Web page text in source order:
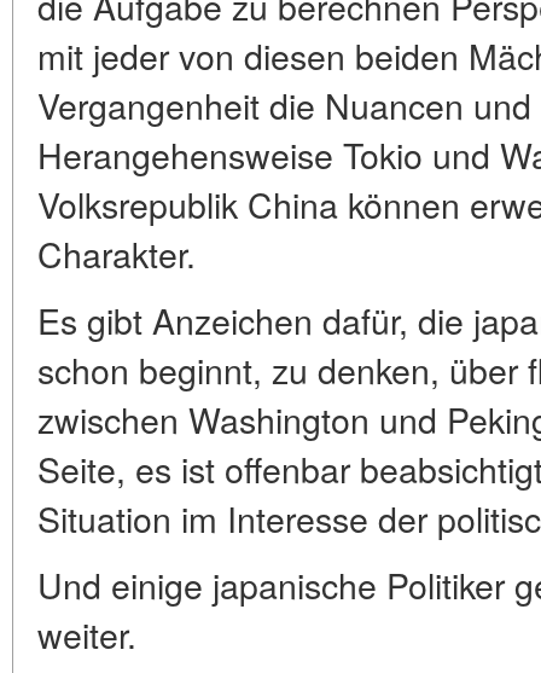
mit jeder von diesen beiden
Vergangenheit die Nuancen
Herangehensweise Tokio und
Volksrepublik China können
Charakter.
Es gibt Anzeichen dafür, die
schon beginnt, zu denken, über
zwischen Washington und
Seite, es ist offenbar
Situation im Interesse der
Und einige japanische Politiker
weiter.